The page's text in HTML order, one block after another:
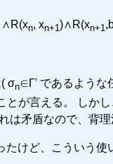
n, xn+1)∧R(xn+1
σn∈Γ' であるような
が言える。 しか
は矛盾なので、背
けど、こういう使